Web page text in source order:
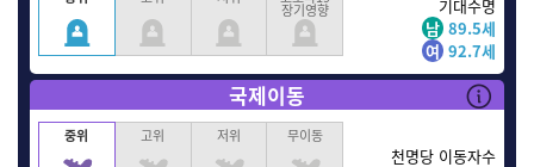
장기영향
기대수명
남 89.5세
여 92.7세
국제이동
중위 고위 저위 무이동
천명당 이동자수